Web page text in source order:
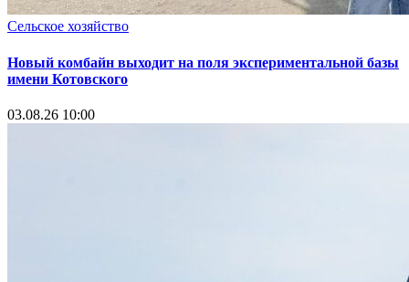
Сельское хозяйство
Новый комбайн выходит на поля экспериментальной базы
имени Котовского
03.08.26 10:00